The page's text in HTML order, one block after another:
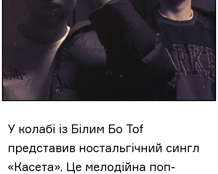
У колабі із Білим Бо Tof
представив ностальгічний сингл
«Касета». Це мелодійна поп-